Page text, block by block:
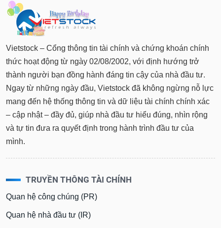
Vietstock – Cổng thông tin tài chính và chứng khoán chính
thức hoạt động từ ngày 02/08/2002, với định hướng trở
thành người bạn đồng hành đáng tin cậy của nhà đầu tư.
Ngay từ những ngày đầu, Vietstock đã không ngừng nỗ lực
mang đến hệ thống thông tin và dữ liệu tài chính chính xác
– cập nhật – đầy đủ, giúp nhà đầu tư hiểu đúng, nhìn rộng
và tự tin đưa ra quyết định trong hành trình đầu tư của
mình.
TRUYỀN THÔNG TÀI CHÍNH
Quan hệ công chúng (PR)
Quan hệ nhà đầu tư (IR)